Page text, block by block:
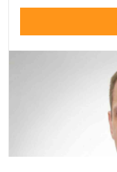
Помогу с выбором